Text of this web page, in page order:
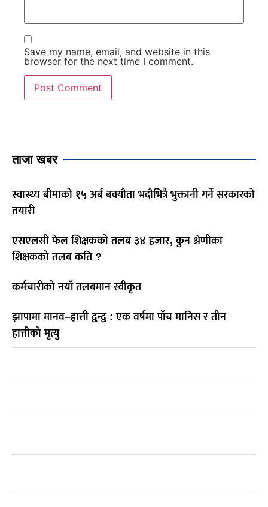
Save my name, email, and website in this
browser for the next time I comment.
ताजा खबर
स्वास्थ्य बीमाको १५ अर्ब बक्यौता भदौभित्रै भुक्तानी गर्ने सरकारको
तयारी
एसएलसी फेल शिक्षकको तलब ३४ हजार, कुन श्रेणीका
शिक्षकको तलब कति ?
कर्मचारीको नयाँ तलबमान स्वीकृत
झापामा मानव–हात्ती द्वन्द्व : एक वर्षमा पाँच मानिस र तीन
हात्तीको मृत्यु